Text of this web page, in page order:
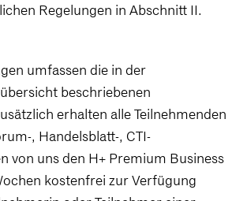
Regelungen in Abschnitt II.
umfassen die in der
beschriebenen
erhalten alle Teilnehmenden
, Handelsblatt-, CTI-
von uns den H+ Premium Business
kostenfrei zur Verfügung